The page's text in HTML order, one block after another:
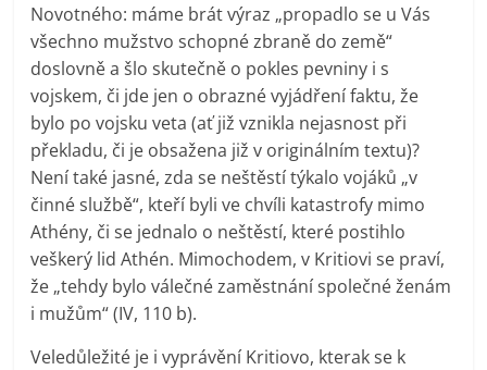
Novotného: máme brát výraz „propadlo se u Vás
všechno mužstvo schopné zbraně do země“
doslovně a šlo skutečně o pokles pevniny i s
vojskem, či jde jen o obrazné vyjádření faktu, že
bylo po vojsku veta (ať již vznikla nejasnost při
překladu, či je obsažena již v originálním textu)?
Není také jasné, zda se neštěstí týkalo vojáků „v
činné službě“, kteří byli ve chvíli katastrofy mimo
Athény, či se jednalo o neštěstí, které postihlo
veškerý lid Athén. Mimochodem, v Kritiovi se praví,
že „tehdy bylo válečné zaměstnání společné ženám
i mužům“ (IV, 110 b).
Veledůležité je i vyprávění Kritiovo, kterak se k